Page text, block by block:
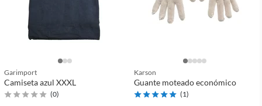
Garimport
Camiseta azul XXXL
(0)
Karson
Guante moteado económico
(1)